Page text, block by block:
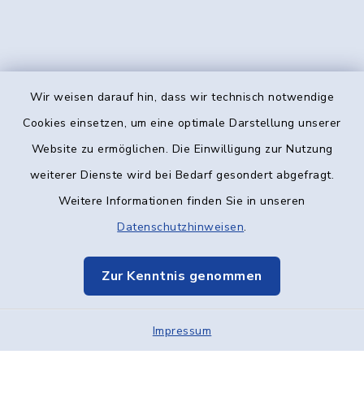
Wir weisen darauf hin, dass wir technisch notwendige
Cookies einsetzen, um eine optimale Darstellung unserer
Website zu ermöglichen. Die Einwilligung zur Nutzung
weiterer Dienste wird bei Bedarf gesondert abgefragt.
Weitere Informationen finden Sie in unseren
Datenschutzhinweisen.
Zur Kenntnis genommen
Impressum
Kontakt
Datenschutz
Elektronische Kommunikation
Sitemap